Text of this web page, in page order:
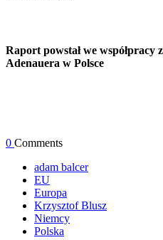
Raport powstał we współpracy
Adenauera w Polsce
0 Comments
adam balcer
EU
Europa
Krzysztof Blusz
Niemcy
Polska